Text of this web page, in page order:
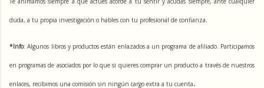
duda, a tu propia investigación o hables con tu profesional de confianza.
*Info: Algunos libros y productos están enlazados a un programa de afiliado. Participamos
en programas de asociados por lo que si quieres comprar un producto a través de nuestros
enlaces, recibimos una comisión sin ningún cargo extra a tu cuenta.